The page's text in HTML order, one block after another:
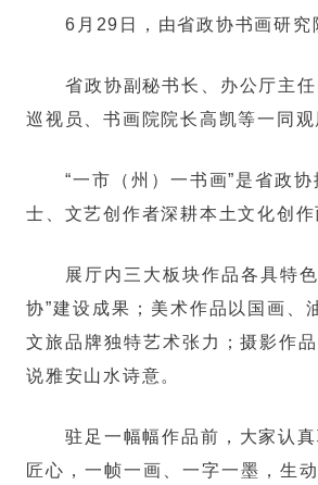
6月29日，由省政协书画研究
省政协副秘书长、办公厅主
巡视员、书画院院长高凯等一同观
“一市（州）一书画”是省政
士、文艺创作者深耕本土文化创
展厅内三大板块作品各具特
协”建设成果；美术作品以国画、
文旅品牌独特艺术张力；摄影作
说雅安山水诗意。
驻足一幅幅作品前，大家认
匠心，一帧一画、一字一墨，生